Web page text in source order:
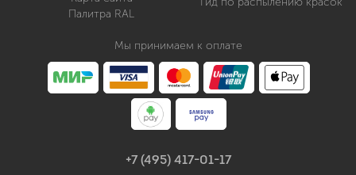
Палитра RAL
Мы принимаем к оплате
+7 (495) 417-01-17